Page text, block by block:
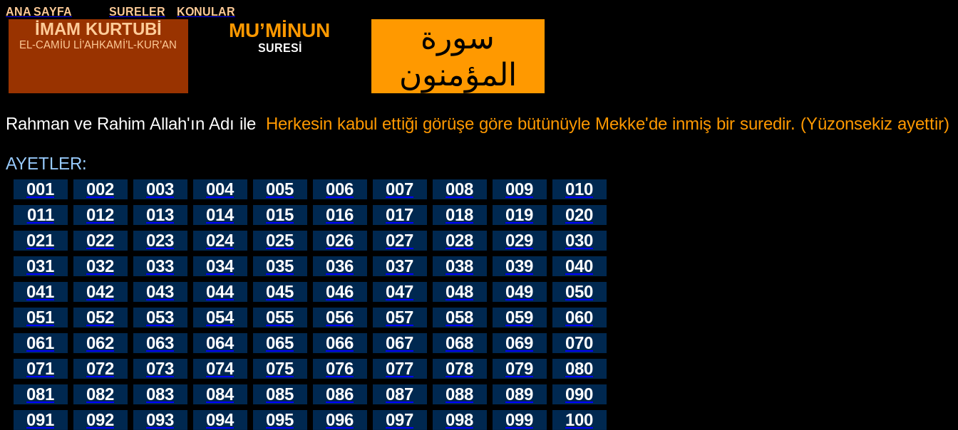
ANA SAYFA SURELER KONULAR
İMAM KURTUBİ
EL-CAMİU Lİ’AHKAMİ’L-KUR’AN
MU’MİNUN
SURESİ
سورة
المؤمنون
Rahman ve Rahim Allah'ın Adı ile Herkesin kabul ettiği görüşe göre bütünüyle Mekke'de inmiş bir suredir. (Yüzonsekiz ayettir)
AYETLER:
001
002 003 004 005 006 007 008 009
010
011
012 013 014 015 016 017 018 019
020
021
022 023 024 025 026 027 028 029
030
031
032 033 034 035 036 037 038 039
040
041
042 043 044 045 046 047 048 049
050
051
052 053 054 055 056 057 058 059
060
061
062 063 064 065 066 067 068 069
070
071
072 073 074 075 076 077 078 079
080
081
082 083 084 085 086 087 088 089
090
091
092 093 094 095 096 097 098 099
100